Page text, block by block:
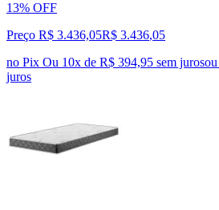
13% OFF
Preço R$ 3.436,05R$ 3.436,05
no Pix Ou 10x de R$ 394,95 sem jurosou
juros